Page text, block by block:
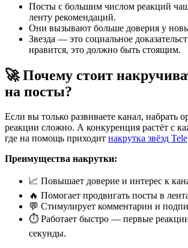
Посты с большим числом реакций
ленту рекомендаций.
Они вызывают больше доверия у
Звезда — это социальное
нравится, это должно быть стоящим.
🚀 Почему стоит
на посты?
Если вы только развиваете канал, набрать
реакции сложно. А конкуренция растёт с
где на помощь приходит накрутка звёзд
Преимущества накрутки:
📈 Повышает доверие и интерес к
🔥 Помогает продвигать посты в
💬 Стимулирует комментарии и
⏱ Работает быстро — первые
секунды.